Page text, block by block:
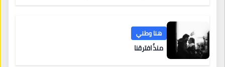
هنا وطني
منذُ افترقنا